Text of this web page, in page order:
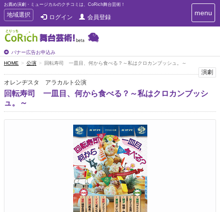
お薦め演劇・ミュージカルのクチコミは、CoRich舞台芸術！
T
o
g
g
e
n
a
v
i
g
a
地域選択 ログイン 会員登録
バナー広告お申込み
T
o
v
g
a
menu
HOME 公演 回転寿司 一皿目、何から食べる？～私はクロカンブッシュ。～
演劇
オレンヂスタ アラカルト公演
回転寿司 一皿目、何から食べる？～私はクロカンブッシ
ュ。～